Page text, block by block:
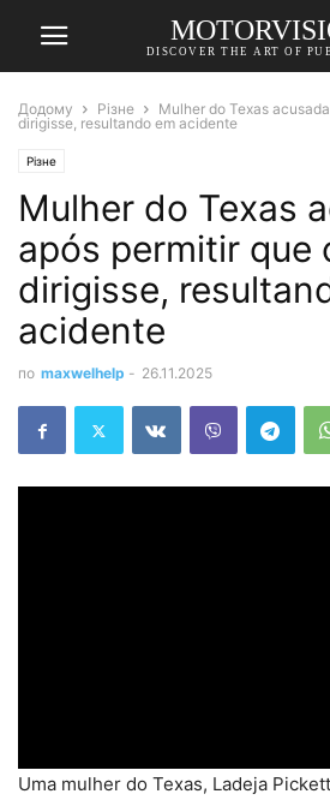
DISCOVER THE ART OF
Додому Різне
Mulher do Texas
dirigisse, resultando em acidente
Різне
Mulher do Texas
após permitir que
dirigisse,
acidente
по maxwelhelp - 26.11.2025
Uma mulher do Texas, Ladeja